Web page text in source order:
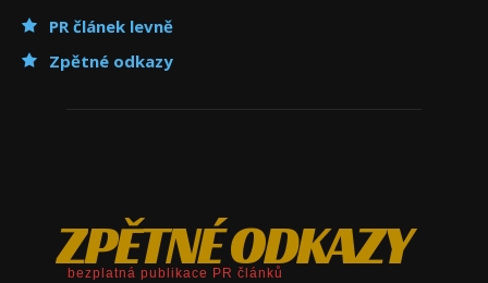
PR článek levně
Zpětné odkazy
ZPĚTNÉ ODKAZY
bezplatná publikace PR článků